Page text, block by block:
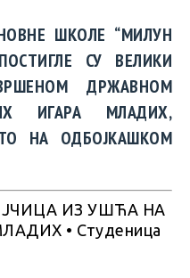
ШКОЛЕ “МИЛУН
СУ ВЕЛИКИ
ДРЖАВНОМ
ИГАРА МЛАДИХ,
НА ОДБОЈКАШКОМ